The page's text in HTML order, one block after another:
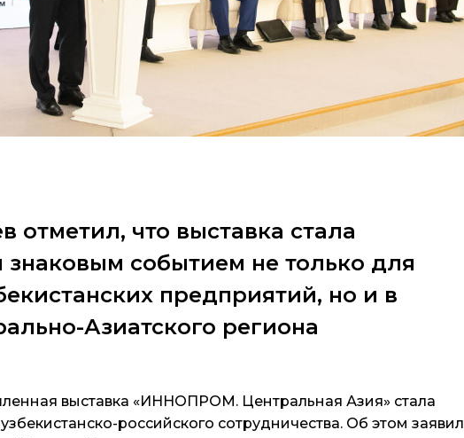
что выставка стала
событием не только для
предприятий, но и в
Азиатского региона
выставка «ИННОПРОМ. Центральная Азия» стала
российского сотрудничества. Об этом заявил